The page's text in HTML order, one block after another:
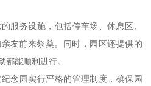
服务设施，包括停车场、休息区、
友前来祭奠。同时，园区还提供的
都能顺利进行。
念园实行严格的管理制度，确保园